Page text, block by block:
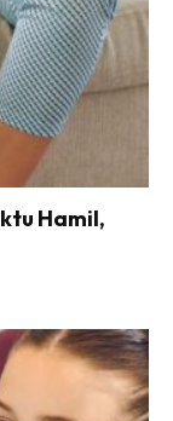
Hamil,